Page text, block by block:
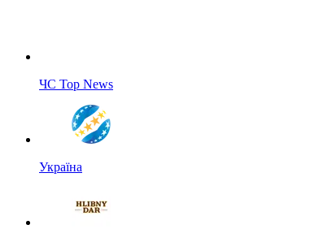
ЧС Top News
Україна